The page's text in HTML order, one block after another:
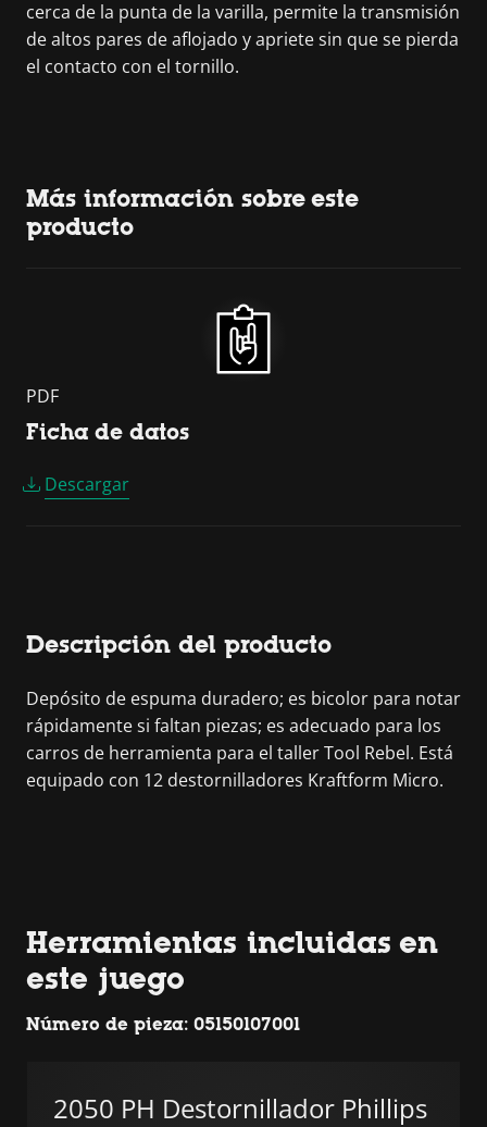
cerca de la punta de la varilla, permite la transmisión
de altos pares de aflojado y apriete sin que se pierda
el contacto con el tornillo.
Más información sobre este
producto
PDF
Ficha de datos
Descargar
Descripción del producto
Depósito de espuma duradero; es bicolor para notar
rápidamente si faltan piezas; es adecuado para los
carros de herramienta para el taller Tool Rebel. Está
equipado con 12 destornilladores Kraftform Micro.
Herramientas incluidas en
este juego
Número de pieza: 05150107001
2050 PH Destornillador Phillips